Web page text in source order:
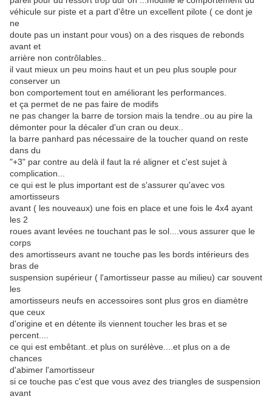
véhicule sur piste et a part d'être un excellent pilote ( ce dont je
ne
doute pas un instant pour vous) on a des risques de rebonds
avant et
arrière non contrôlables..
il vaut mieux un peu moins haut et un peu plus souple pour
conserver un
bon comportement tout en améliorant les performances.
et ça permet de ne pas faire de modifs
ne pas changer la barre de torsion mais la tendre..ou au pire la
démonter pour la décaler d'un cran ou deux..
la barre panhard pas nécessaire de la toucher quand on reste
dans du
"+3" par contre au delà il faut la ré aligner et c'est sujet à
complication...
ce qui est le plus important est de s'assurer qu'avec vos
amortisseurs
avant ( les nouveaux) une fois en place et une fois le 4x4 ayant
les 2
roues avant levées ne touchant pas le sol....vous assurer que le
corps
des amortisseurs avant ne touche pas les bords intérieurs des
bras de
suspension supérieur ( l'amortisseur passe au milieu) car souvent
les
amortisseurs neufs en accessoires sont plus gros en diamètre
que ceux
d'origine et en détente ils viennent toucher les bras et se
percent....
ce qui est embêtant..et plus on surélève....et plus on a de
chances
d'abimer l'amortisseur
si ce touche pas c'est que vous avez des triangles de suspension
avant